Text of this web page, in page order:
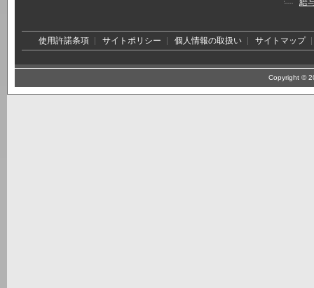
給
使用許諾条項 サイトポリシー 個人情報の取扱い サイトマップ
Copyright ©